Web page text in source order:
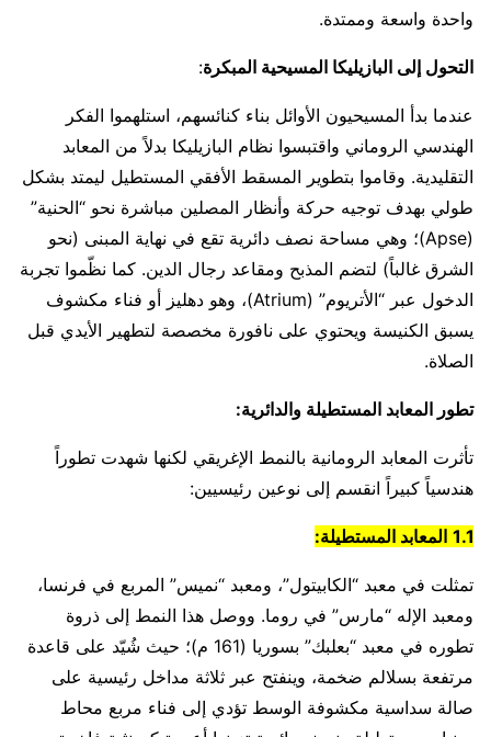
واحدة واسعة وممتدة.
التحول إلى البازيليكا المسيحية المبكرة:
عندما بدأ المسيحيون الأوائل بناء كنائسهم، استلهموا الفكر
الهندسي الروماني واقتبسوا نظام البازيليكا بدلاً من المعابد
التقليدية. وقاموا بتطوير المسقط الأفقي المستطيل ليمتد بشكل
طولي بهدف توجيه حركة وأنظار المصلين مباشرة نحو “الحنية”
(Apse)؛ وهي مساحة نصف دائرية تقع في نهاية المبنى (نحو
الشرق غالباً) لتضم المذبح ومقاعد رجال الدين. كما نظّموا تجربة
الدخول عبر “الأتريوم” (Atrium)، وهو دهليز أو فناء مكشوف
يسبق الكنيسة ويحتوي على نافورة مخصصة لتطهير الأيدي قبل
الصلاة.
تطور المعابد المستطيلة والدائرية:
تأثرت المعابد الرومانية بالنمط الإغريقي لكنها شهدت تطوراً
هندسياً كبيراً انقسم إلى نوعين رئيسيين:
1.1 المعابد المستطيلة:
تمثلت في معبد “الكابيتول”، ومعبد “نميس” المربع في فرنسا،
ومعبد الإله “مارس” في روما. ووصل هذا النمط إلى ذروة
تطوره في معبد “بعلبك” بسوريا (161 م)؛ حيث شُيّد على قاعدة
مرتفعة بسلالم ضخمة، وينفتح عبر ثلاثة مداخل رئيسية على
صالة سداسية مكشوفة الوسط تؤدي إلى فناء مربع محاط